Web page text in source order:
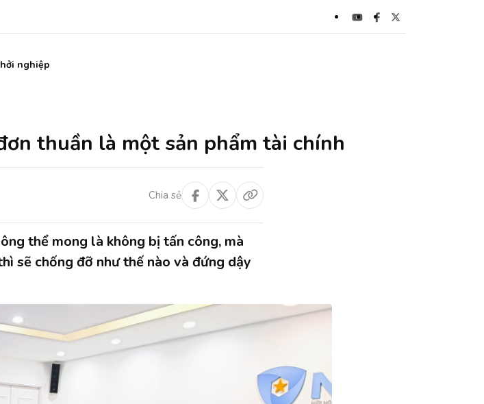
nghiệp
thuần là một sản phẩm tài chính
Chia sẻ
thể mong là không bị tấn công, mà
sẽ chống đỡ như thế nào và đứng dậy